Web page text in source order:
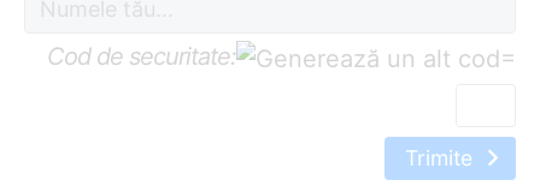
Cod de securitate: =
Trimite